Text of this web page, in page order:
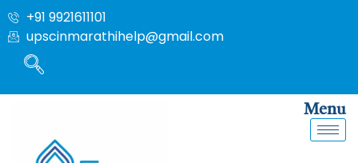
+91 9921611101
upscinmarathihelp@gmail.com
Menu